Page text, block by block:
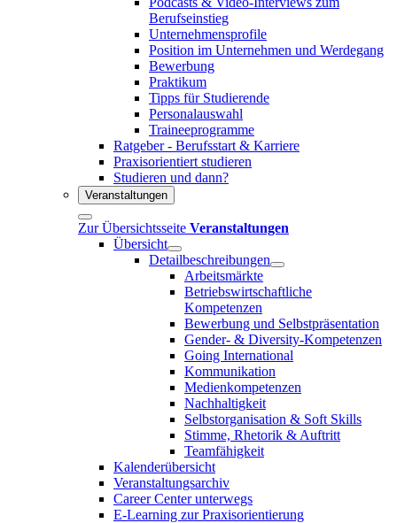
Berufseinstieg
Unternehmensprofile
Position im Unternehmen und Werdegang
Bewerbung
Praktikum
Tipps für Studierende
Personalauswahl
Traineeprogramme
Ratgeber - Berufsstart & Karriere
Praxisorientiert studieren
Studieren und dann?
Veranstaltungen
Zur Übersichtsseite Veranstaltungen
Übersicht
Detailbeschreibungen
Arbeitsmärkte
Betriebswirtschaftliche
Kompetenzen
Bewerbung und Selbstpräsentation
Gender- & Diversity-Kompetenzen
Going International
Kommunikation
Medienkompetenzen
Nachhaltigkeit
Selbstorganisation & Soft Skills
Stimme, Rhetorik & Auftritt
Teamfähigkeit
Kalenderübersicht
Veranstaltungsarchiv
Career Center unterwegs
E-Learning zur Praxisorientierung